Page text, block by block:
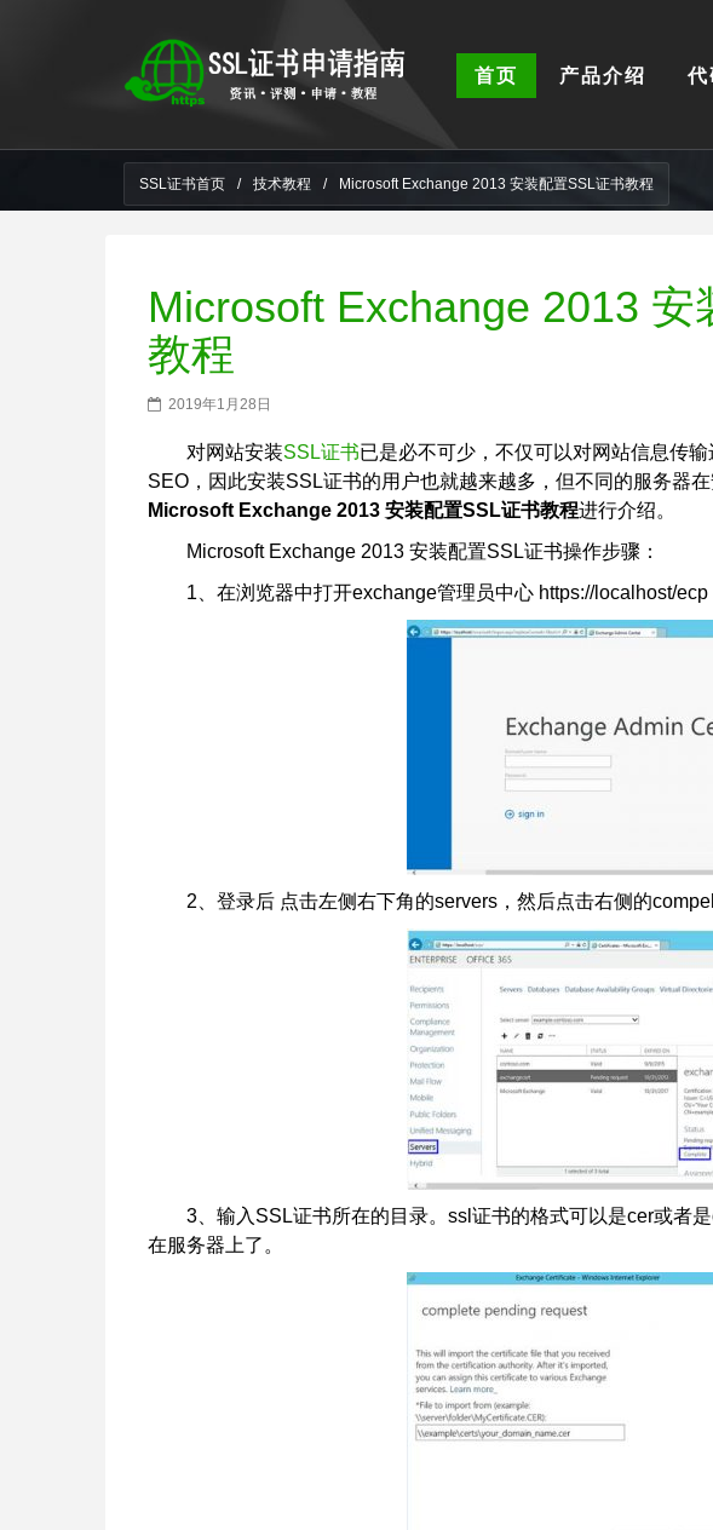
首页 产品介绍 代
SSL证书首页 / 技术教程 / Microsoft Exchange 2013 安装配置SSL证书教程
Microsoft Exchange 2013 安
教程
2019年1月28日
对网站安装SSL证书已是必不可少，不仅可以对网站信息传
SEO，因此安装SSL证书的用户也就越来越多，但不同的服务器
Microsoft Exchange 2013 安装配置SSL证书教程进行介绍。
Microsoft Exchange 2013 安装配置SSL证书操作步骤：
1、在浏览器中打开exchange管理员中心 https://localhost/ecp
2、登录后 点击左侧右下角的servers，然后点击右侧的
3、输入SSL证书所在的目录。ssl证书的格式可以是cer或者
在服务器上了。